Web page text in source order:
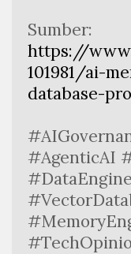
Sumber:
https://
101981/ai-
database-
#AgenticAI